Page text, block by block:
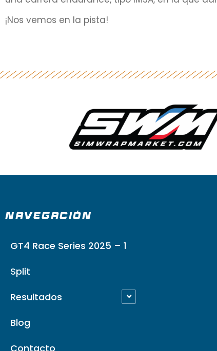
¡Nos vemos en la pista!
NAVEGACIÓN
GT4 Race Series 2025 – 1
Split
Resultados
Blog
Contacto